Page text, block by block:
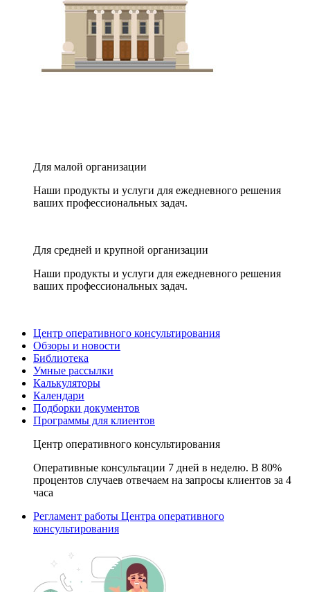
Для малой организации
Наши продукты и услуги для ежедневного решения
ваших профессиональных задач.
Для средней и крупной организации
Наши продукты и услуги для ежедневного решения
ваших профессиональных задач.
Центр оперативного консультирования
Обзоры и новости
Библиотека
Умные рассылки
Калькуляторы
Календари
Подборки документов
Программы для клиентов
Центр оперативного консультирования
Оперативные консультации 7 дней в неделю. В 80%
процентов случаев отвечаем на запросы клиентов за 4
часа
Регламент работы Центра оперативного
консультирования